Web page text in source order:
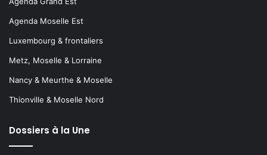
Agenda Moselle Est
Luxembourg & frontaliers
Metz, Moselle & Lorraine
Nancy & Meurthe & Moselle
Thionville & Moselle Nord
Dossiers à la Une